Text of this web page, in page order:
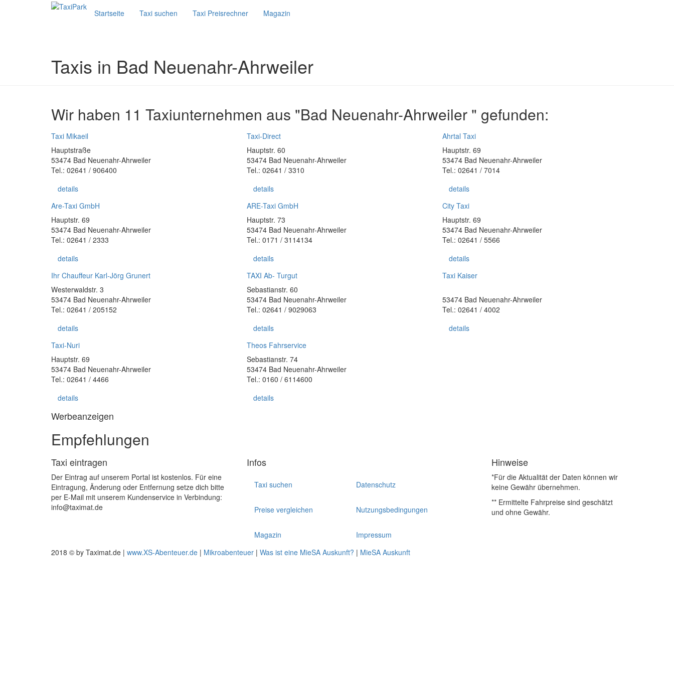
Startseite Taxi suchen Taxi Preisrechner Magazin
Taxis in Bad Neuenahr-Ahrweiler
Wir haben 11 Taxiunternehmen aus "Bad Neuenahr-Ahrweiler " gefunden:
Taxi Mikaeil
Hauptstraße
53474 Bad Neuenahr-Ahrweiler
Tel.: 02641 / 906400
details
Taxi-Direct
Hauptstr. 60
53474 Bad Neuenahr-Ahrweiler
Tel.: 02641 / 3310
details
Ahrtal Taxi
Hauptstr. 69
53474 Bad Neuenahr-Ahrweiler
Tel.: 02641 / 7014
details
Are-Taxi GmbH
Hauptstr. 69
53474 Bad Neuenahr-Ahrweiler
Tel.: 02641 / 2333
details
ARE-Taxi GmbH
Hauptstr. 73
53474 Bad Neuenahr-Ahrweiler
Tel.: 0171 / 3114134
details
City Taxi
Hauptstr. 69
53474 Bad Neuenahr-Ahrweiler
Tel.: 02641 / 5566
details
Ihr Chauffeur Karl-Jörg Grunert
Westerwaldstr. 3
53474 Bad Neuenahr-Ahrweiler
Tel.: 02641 / 205152
details
TAXI Ab- Turgut
Sebastianstr. 60
53474 Bad Neuenahr-Ahrweiler
Tel.: 02641 / 9029063
details
Taxi Kaiser
53474 Bad Neuenahr-Ahrweiler
Tel.: 02641 / 4002
details
Taxi-Nuri
Hauptstr. 69
53474 Bad Neuenahr-Ahrweiler
Tel.: 02641 / 4466
details
Theos Fahrservice
Sebastianstr. 74
53474 Bad Neuenahr-Ahrweiler
Tel.: 0160 / 6114600
details
Werbeanzeigen
Empfehlungen
Taxi eintragen
Der Eintrag auf unserem Portal ist kostenlos. Für eine
Eintragung, Änderung oder Entfernung setze dich bitte
per E-Mail mit unserem Kundenservice in Verbindung:
info@taximat.de
Infos
Taxi suchen
Preise vergleichen
Magazin
Datenschutz
Nutzungsbedingungen
Impressum
Hinweise
*Für die Aktualität der Daten können wir
keine Gewähr übernehmen.
** Ermittelte Fahrpreise sind geschätzt
und ohne Gewähr.
2018 © by Taximat.de | www.XS-Abenteuer.de | Mikroabenteuer | Was ist eine MieSA Auskunft? | MieSA Auskunft